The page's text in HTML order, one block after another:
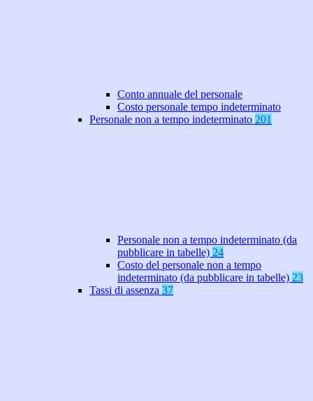
Conto annuale del personale
Costo personale tempo indeterminato
Personale non a tempo indeterminato 201
Personale non a tempo indeterminato (da
pubblicare in tabelle) 24
Costo del personale non a tempo
indeterminato (da pubblicare in tabelle) 23
Tassi di assenza 37